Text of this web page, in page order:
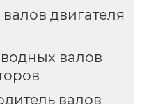
двигателя
валов
валов